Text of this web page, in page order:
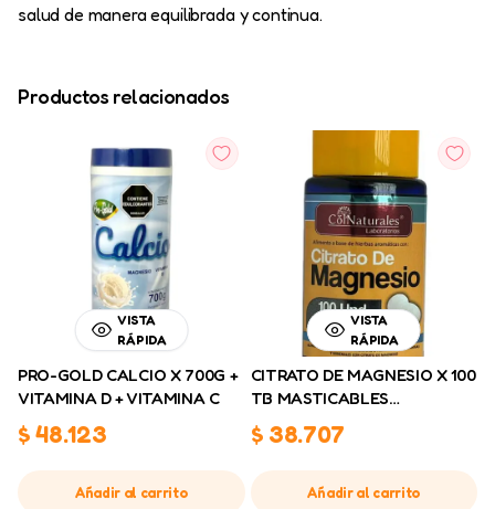
salud de manera equilibrada y continua.
Productos relacionados
VISTA
RÁPIDA
PRO-GOLD CALCIO X 700G +
VITAMINA D + VITAMINA C
$48.123
Añadir al carrito
VISTA
RÁPIDA
CITRATO DE MAGNESIO X 100
TB MASTICABLES
COLNATURALES
$ 38.707
Añadir al carrito